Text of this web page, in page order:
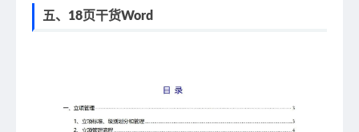
五、18页干货Word